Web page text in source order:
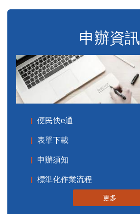
申辦資訊
便民快e通
表單下載
申辦須知
標準化作業流程
更多